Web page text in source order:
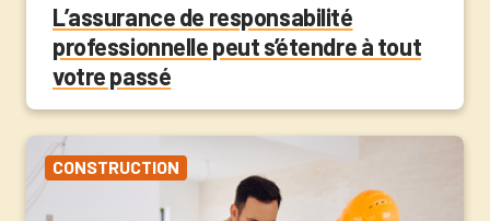
L’assurance de responsabilité
professionnelle peut s’étendre à tout
votre passé
CONSTRUCTION